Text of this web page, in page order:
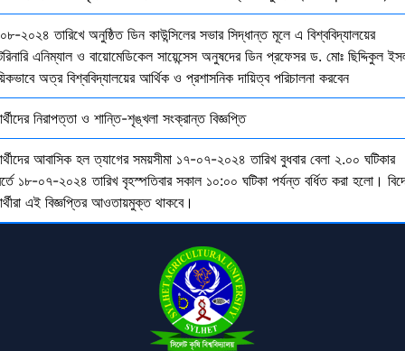
২০২৪ তারিখে অনুষ্ঠিত ডিন কাউন্সিলের সভার সিদ্ধান্ত মূলে এ বিশ্ববিদ্যালয়ের
এনিম্যাল ও বায়োমেডিকেল সায়েন্সেস অনুষদের ডিন প্রফেসর ড. মোঃ ছিদ্দিকুল
অত্র বিশ্ববিদ্যালয়ের আর্থিক ও প্রশাসনিক দায়িত্ব পরিচালনা করবেন
নিরাপত্তা ও শান্তি-শৃঙ্খলা সংক্রান্ত বিজ্ঞপ্তি
আবাসিক হল ত্যাগের সময়সীমা ১৭-০৭-২০২৪ তারিখ বুধবার বেলা ২.০০ ঘটিকার
১৮-০৭-২০২৪ তারিখ বৃহস্পতিবার সকাল ১০:০০ ঘটিকা পর্যন্ত বর্ধিত করা হলো।
এই বিজ্ঞপ্তির আওতায়মুক্ত থাকবে।